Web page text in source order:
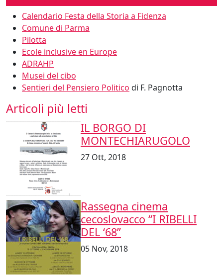
Calendario Festa della Storia a Fidenza
Comune di Parma
Pilotta
Ecole inclusive en Europe
ADRAHP
Musei del cibo
Sentieri del Pensiero Politico di F. Pagnotta
Articoli più letti
IL BORGO DI
MONTECHIARUGOLO
27 Ott, 2018
Rassegna cinema
cecoslovacco “I RIBELLI
DEL ‘68”
05 Nov, 2018